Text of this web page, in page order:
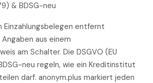
& BDSG-neu
Einzahlungsbelegen entfernt
aus einem
am Schalter. Die DSGVO (EU
neu regeln, wie ein Kreditinstitut
darf. anonym.plus markiert jeden